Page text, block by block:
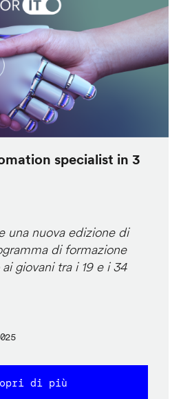
specialist in 3
una nuova edizione di
di formazione
giovani tra i 19 e i 34
di più